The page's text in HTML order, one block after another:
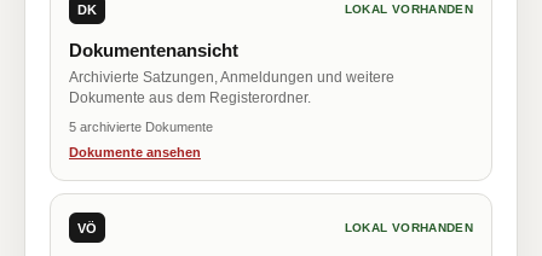
DK LOKAL VORHANDEN
Dokumentenansicht
Archivierte Satzungen, Anmeldungen und weitere
Dokumente aus dem Registerordner.
5 archivierte Dokumente
Dokumente ansehen
VÖ LOKAL VORHANDEN